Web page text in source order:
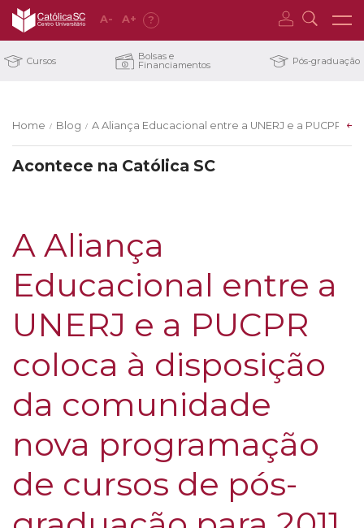
A- A+ ?
Cursos Bolsas e
Financiamentos Pós-graduação
Home / Blog / A Aliança Educacional entre a UNERJ e a PUCPR
Acontece na Católica SC
A Aliança
Educacional entre a
UNERJ e a PUCPR
coloca à disposição
da comunidade
nova programação
de cursos de pós-